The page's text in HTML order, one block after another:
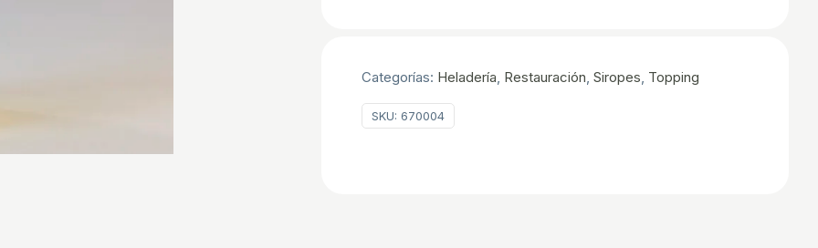
CRESCO
B/1
KG
Categorías: Heladería, Restauración, Siropes, Topping
SKU: 670004